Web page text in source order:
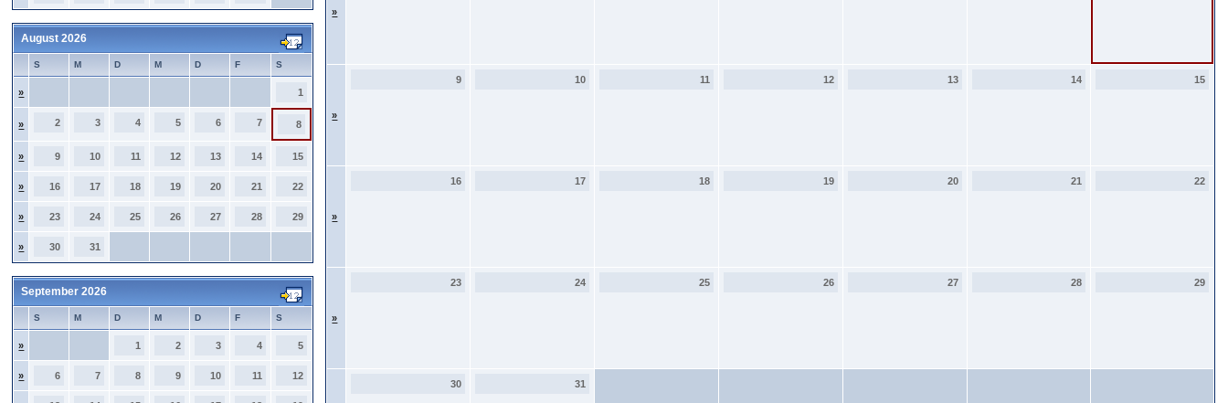
August 2026
S M D M D F S
» 1
» 2 3 4 5 6 7 8
» 9 10 11 12 13 14 15
» 16 17 18 19 20 21 22
» 23 24 25 26 27 28 29
» 30 31
September 2026
S M D M D F S
» 1 2 3 4 5
» 6 7 8 9 10 11 12
»
»
9 10 11 12 13 14 15
»
16 17 18 19 20 21 22
»
23 24 25 26 27 28 29
30 31